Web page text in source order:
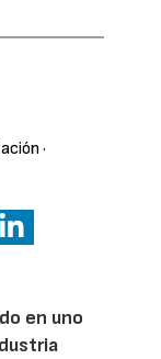
·
en uno